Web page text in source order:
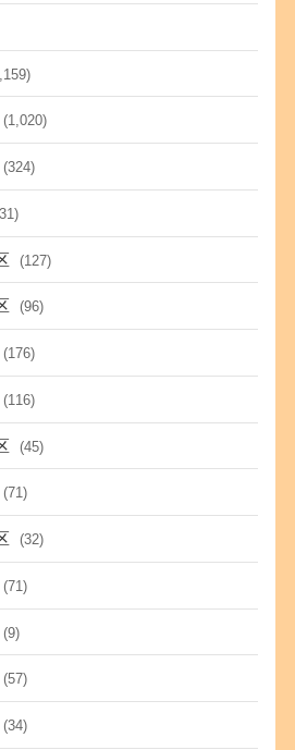
(1,020)
(324)
(127)
(96)
(176)
(116)
(45)
(71)
(32)
(71)
(9)
(57)
(34)